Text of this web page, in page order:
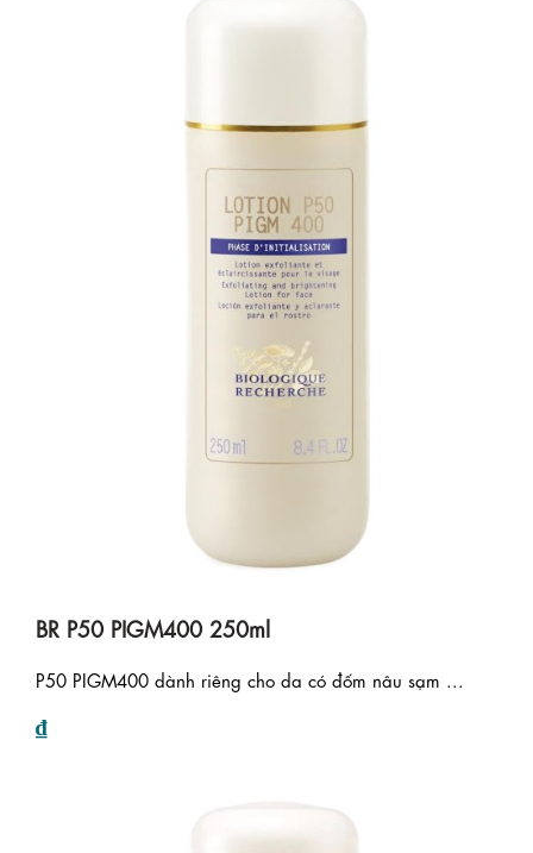
BR P50 PIGM400 250ml
P50 PIGM400 dành riêng cho da có đốm nâu sạm ...
₫